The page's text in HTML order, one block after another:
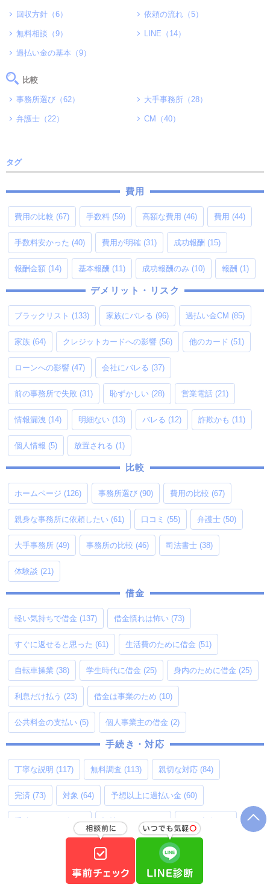
回収方針（6） 依頼の流れ（5）
無料相談（9） LINE（14）
過払い金の基本（9）
比較
事務所選び（62） 大手事務所（28）
弁護士（22） CM（40）
タグ
費用
費用の比較 (67) 手数料 (59) 高額な費用 (46) 費用 (44)
手数料安かった (40) 費用が明確 (31) 成功報酬 (15)
報酬金額 (14) 基本報酬 (11) 成功報酬のみ (10) 報酬 (1)
デメリット・リスク
ブラックリスト (133) 家族にバレる (96) 過払い金CM (85)
家族 (64) クレジットカードへの影響 (56) 他のカード (51)
ローンへの影響 (47) 会社にバレる (37)
前の事務所で失敗 (31) 恥ずかしい (28) 営業電話 (21)
情報漏洩 (14) 明細ない (13) バレる (12) 詐欺かも (11)
個人情報 (5) 放置される (1)
比較
ホームページ (126) 事務所選び (90) 費用の比較 (67)
親身な事務所に依頼したい (61) 口コミ (55) 弁護士 (50)
大手事務所 (49) 事務所の比較 (46) 司法書士 (38)
体験談 (21)
借金
軽い気持ちで借金 (137) 借金慣れは怖い (73)
すぐに返せると思った (61) 生活費のために借金 (51)
自転車操業 (38) 学生時代に借金 (25) 身内のために借金 (25)
利息だけ払う (23) 借金は事業のため (10)
公共料金の支払い (5) 個人事業主の借金 (2)
手続き・対応
丁寧な説明 (117) 無料調査 (113) 親切な対応 (84)
完済 (73) 対象 (64) 予想以上に過払い金 (60)
(59) 記憶あいまい(40) LINE連絡
返済中 出張面談(10)
郵便物(7) 亡くなった身内の過払い金